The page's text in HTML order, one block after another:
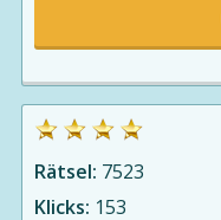
Rätsel: 7523
Klicks: 153